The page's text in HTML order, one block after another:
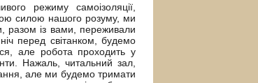
режиму самоізоляції,
силою нашого розуму, ми
разом із вами, переживали
перед світанком, будемо
але робота проходить у
Нажаль, читальний зал,
але ми будемо тримати